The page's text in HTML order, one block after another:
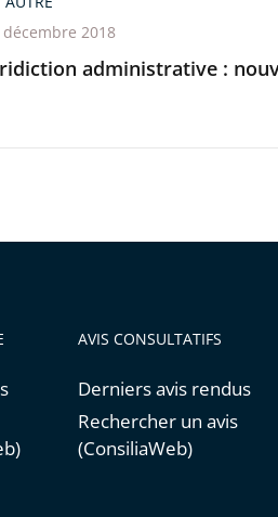
administrative :
décembre 2018
AVIS CONSULTATIFS
Derniers avis rendus
Rechercher un avis
(ConsiliaWeb)